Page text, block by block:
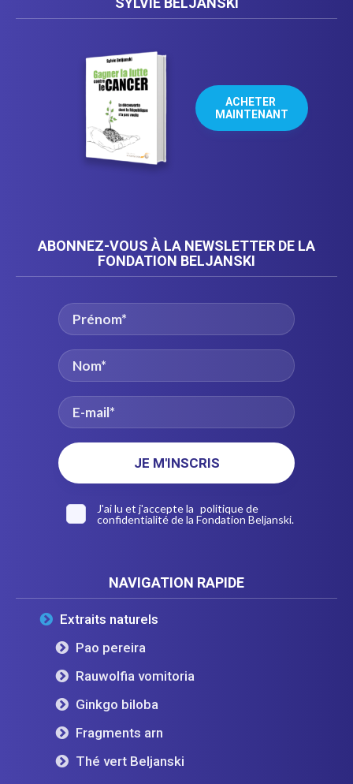
ACHETER
MAINTENANT
ABONNEZ-VOUS À LA NEWSLETTER DE LA
FONDATION BELJANSKI
J'ai lu et j'accepte la politique de
confidentialitéde la Fondation Beljanski.
NAVIGATION RAPIDE
Extraits naturels
Pao pereira
Rauwolfia vomitoria
Ginkgo biloba
Fragments arn
Thé vert Beljanski